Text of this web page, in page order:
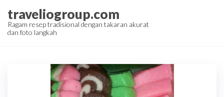
the
traveliogroup.com
Ragam resep tradisional dengan takaran akurat
dan foto langkah